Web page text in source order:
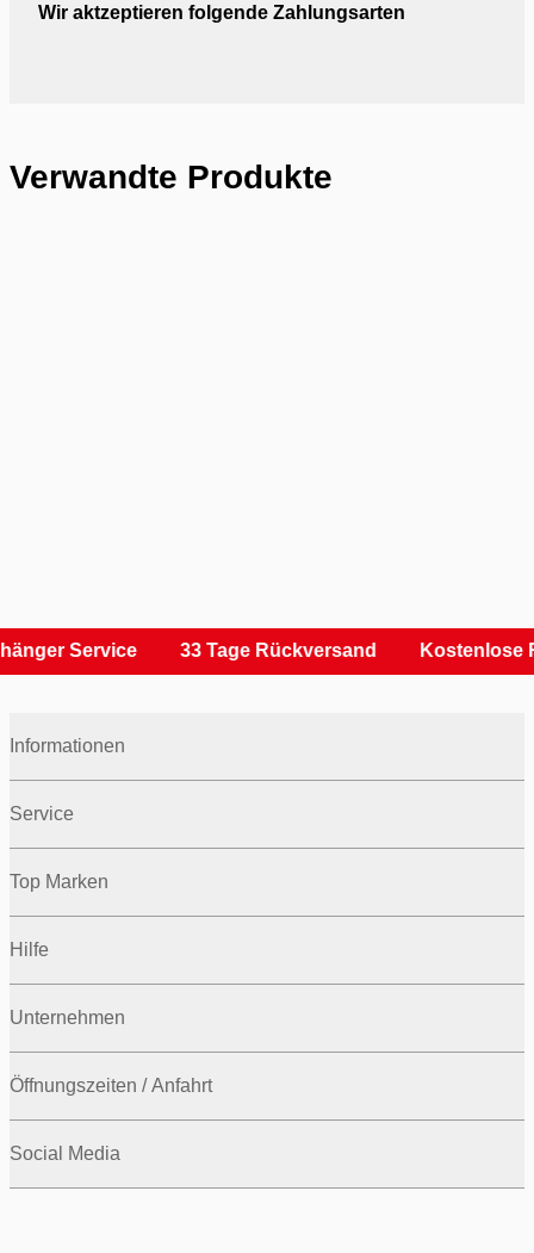
Wir aktzeptieren folgende Zahlungsarten
Verwandte Produkte
Service 33 Tage Rückversand Kostenlose
Informationen
Service
Top Marken
Hilfe
Unternehmen
Öffnungszeiten / Anfahrt
Social Media